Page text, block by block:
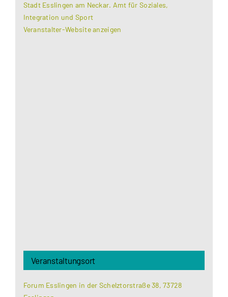
Stadt Esslingen am Neckar. Amt für Soziales,
Integration und Sport
Veranstalter-Website anzeigen
Veranstaltungsort
Forum Esslingen in der Schelztorstraße 38, 73728